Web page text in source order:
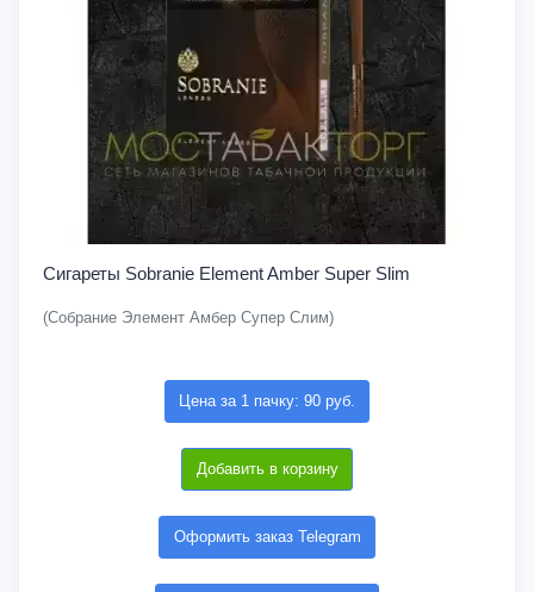
Сигареты Sobranie Element Amber Super Slim
(Собрание Элемент Амбер Супер Слим)
Цена за 1 пачку: 90 руб.
Добавить в корзину
Оформить заказ Telegram